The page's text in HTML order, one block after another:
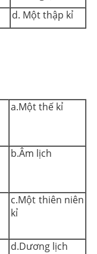
d. Một thập kỉ
a.Một thế kỉ
b.Âm lịch
c.Một thiên niên
kỉ
d.Dương lịch